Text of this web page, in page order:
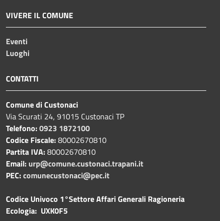
VIVERE IL COMUNE
Eventi
Luoghi
CONTATTI
Comune di Custonaci
Via Scurati 24, 91015 Custonaci TP
Telefono:0923 1872100
Codice Fiscale:80002670810
Partita IVA:80002670810
Email: urp@comune.custonaci.trapani.it
PEC:comunecustonaci@pec.it
Codice Univoco 1°Settore Affari Generali Ragioneria
Ecologia: UXK0F5